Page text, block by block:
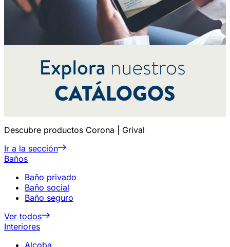
Descubre productos Corona | Grival
Ir a la sección
Baños
Baño privado
Baño social
Baño seguro
Ver todos
Interiores
Alcoba